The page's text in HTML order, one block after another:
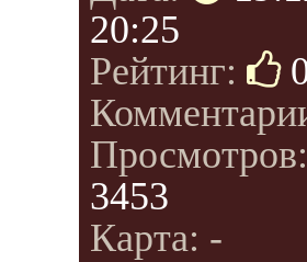
20:25
Рейтинг:
3453
Карта: -